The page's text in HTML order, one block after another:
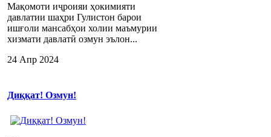
Мақомоти иҷроияи ҳокимияти
давлатии шаҳри Гулистон барои
ишғоли мансабҳои холии маъмурии
хизмати давлатӣ озмун эълон...
24 Апр 2024
Диққат! Озмун!